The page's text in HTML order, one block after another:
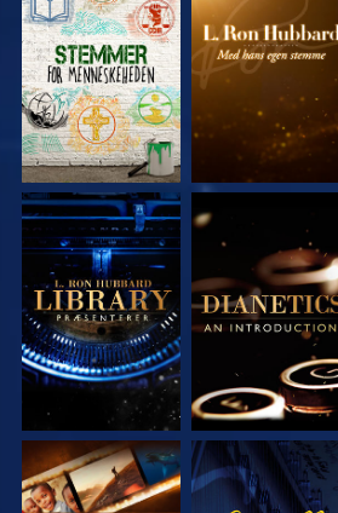
UDFORSK SERIEN UDFORSK SERIEN
UDFORSK SERIEN UDFORSK SERIEN